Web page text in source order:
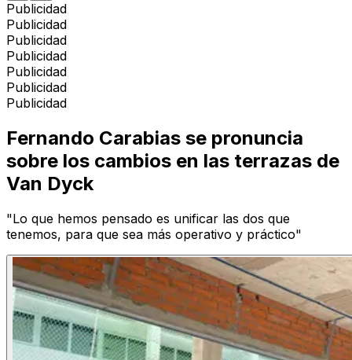
Publicidad
Publicidad
Publicidad
Publicidad
Publicidad
Publicidad
Publicidad
Fernando Carabias se pronuncia
sobre los cambios en las terrazas de
Van Dyck
"Lo que hemos pensado es unificar las dos que
tenemos, para que sea más operativo y práctico"